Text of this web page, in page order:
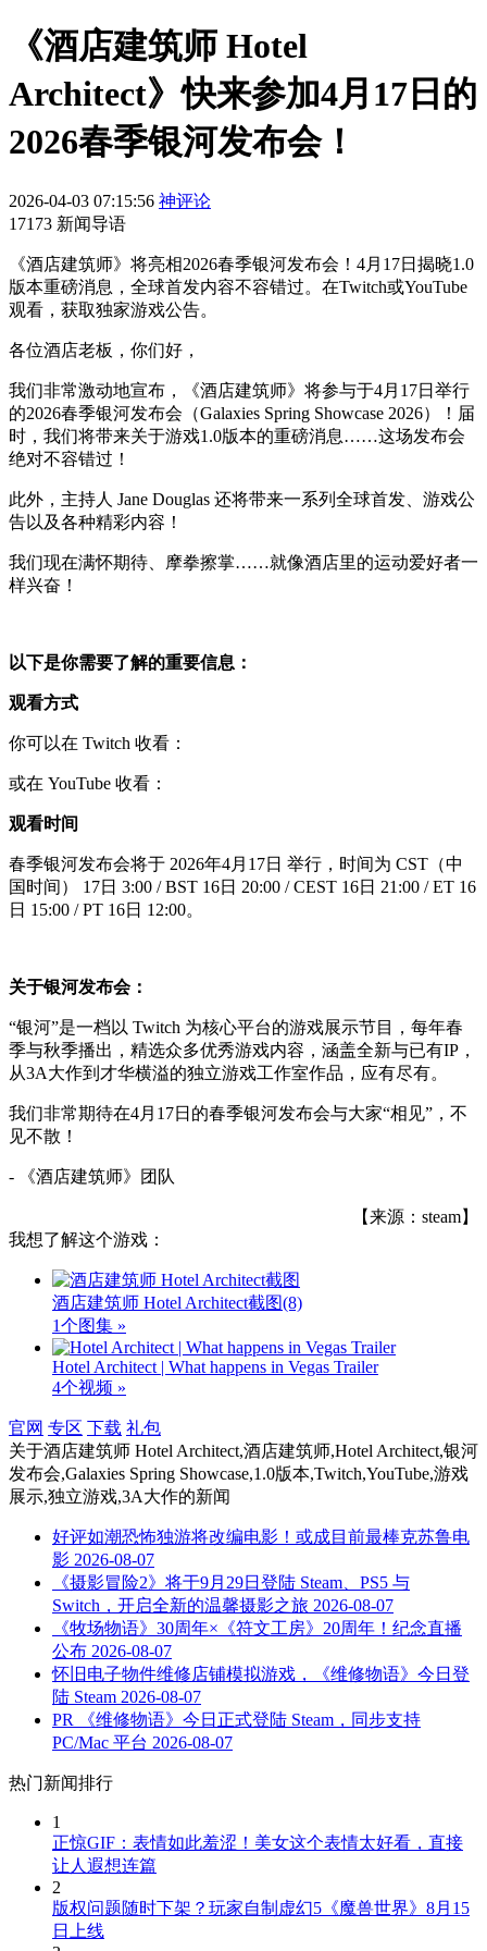
《酒店建筑师 Hotel
Architect》快来参加4月17日的
2026春季银河发布会！
2026-04-03 07:15:56 神评论
17173 新闻导语
《酒店建筑师》将亮相2026春季银河发布会！4月17日揭晓1.0
版本重磅消息，全球首发内容不容错过。在Twitch或YouTube
观看，获取独家游戏公告。
各位酒店老板，你们好，
我们非常激动地宣布，《酒店建筑师》将参与于4月17日举行
的2026春季银河发布会（Galaxies Spring Showcase 2026）！届
时，我们将带来关于游戏1.0版本的重磅消息……这场发布会
绝对不容错过！
此外，主持人 Jane Douglas 还将带来一系列全球首发、游戏公
告以及各种精彩内容！
我们现在满怀期待、摩拳擦掌……就像酒店里的运动爱好者一
样兴奋！
以下是你需要了解的重要信息：
观看方式
你可以在 Twitch 收看：
或在 YouTube 收看：
观看时间
春季银河发布会将于 2026年4月17日 举行，时间为 CST（中
国时间） 17日 3:00 / BST 16日 20:00 / CEST 16日 21:00 / ET 16
日 15:00 / PT 16日 12:00。
关于银河发布会：
“银河”是一档以 Twitch 为核心平台的游戏展示节目，每年春
季与秋季播出，精选众多优秀游戏内容，涵盖全新与已有IP，
从3A大作到才华横溢的独立游戏工作室作品，应有尽有。
我们非常期待在4月17日的春季银河发布会与大家“相见”，不
见不散！
- 《酒店建筑师》团队
【来源：steam】
我想了解这个游戏：
酒店建筑师 Hotel Architect截图(8)
1个图集 »
Hotel Architect | What happens in Vegas Trailer
4个视频 »
官网 专区 下载 礼包
关于酒店建筑师 Hotel Architect,酒店建筑师,Hotel Architect,银河
发布会,Galaxies Spring Showcase,1.0版本,Twitch,YouTube,游戏
展示,独立游戏,3A大作的新闻
好评如潮恐怖独游将改编电影！或成目前最棒克苏鲁电
影 2026-08-07
《摄影冒险2》将于9月29日登陆 Steam、PS5 与
Switch，开启全新的温馨摄影之旅 2026-08-07
《牧场物语》30周年×《符文工房》20周年！纪念直播
公布 2026-08-07
怀旧电子物件维修店铺模拟游戏，《维修物语》今日登
陆 Steam 2026-08-07
PR 《维修物语》今日正式登陆 Steam，同步支持
PC/Mac 平台 2026-08-07
热门新闻排行
1
正惊GIF：表情如此羞涩！美女这个表情太好看，直接
让人遐想连篇
2
版权问题随时下架？玩家自制虚幻5《魔兽世界》8月15
日上线